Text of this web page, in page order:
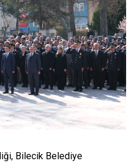
Bilecik Belediye